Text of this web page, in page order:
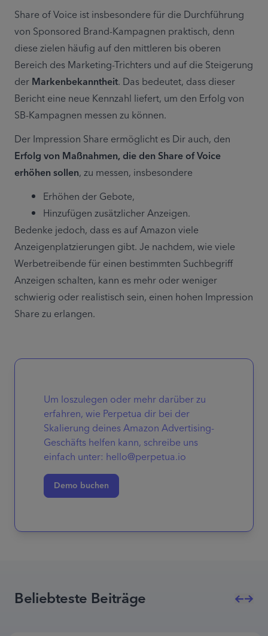
Share of Voice ist insbesondere für die Durchführung
von Sponsored Brand-Kampagnen praktisch, denn
diese zielen häufig auf den mittleren bis oberen
Bereich des Marketing-Trichters und auf die Steigerung
der Markenbekanntheit. Das bedeutet, dass dieser
Bericht eine neue Kennzahl liefert, um den Erfolg von
SB-Kampagnen messen zu können.
Erfolg von Maßnahmen, die den Share of Voice
erhöhen sollen, zu messen, insbesondere
Erhöhen der Gebote,
Hinzufügen zusätzlicher Anzeigen.
Bedenke jedoch, dass es auf Amazon viele
Anzeigenplatzierungen gibt. Je nachdem, wie viele
Werbetreibende für einen bestimmten Suchbegriff
Anzeigen schalten, kann es mehr oder weniger
schwierig oder realistisch sein, einen hohen Impression
Share zu erlangen.
Um loszulegen oder mehr darüber zu
erfahren, wie Perpetua dir bei der
Skalierung deines Amazon Advertising-
Geschäfts helfen kann, schreibe uns
einfach unter: hello@perpetua.io
Demo buchen
Beliebteste Beiträge